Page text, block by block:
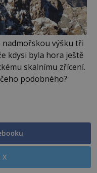
výšku tři
kdysi byla hora ještě
skalnímu zřícení.
podobného?
X